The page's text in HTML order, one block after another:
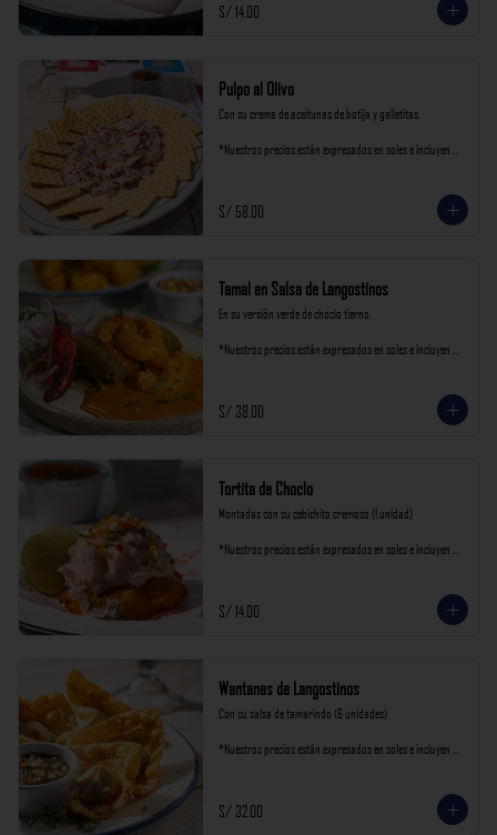
S/ 14.00
Pulpo al Olivo
Con su crema de aceitunas de botija y galletitas.
*Nuestros precios están expresados en soles e incluyen
S/ 58.00
Tamal en Salsa de Langostinos
En su versión verde de choclo tierno.
*Nuestros precios están expresados en soles e incluyen
S/ 38.00
Tortita de Choclo
Montadas con su cebichito cremoso (1 unidad)
*Nuestros precios están expresados en soles e incluyen
S/ 14.00
Wantanes de Langostinos
Con su salsa de tamarindo (6 unidades)
*Nuestros precios están expresados en soles e incluyen
S/ 32.00